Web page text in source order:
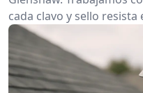
cada clavo y sello